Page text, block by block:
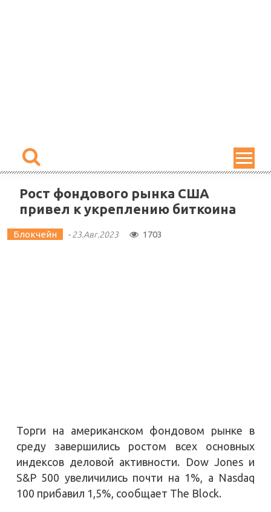
Рост фондового рынка США
привел к укреплению биткоина
Блокчейн -23.Авг.2023 1703
Торги на американском фондовом рынке в
среду завершились ростом всех основных
индексов деловой активности. Dow Jones и
S&P 500 увеличились почти на 1%, а Nasdaq
100 прибавил 1,5%, сообщает The Block.